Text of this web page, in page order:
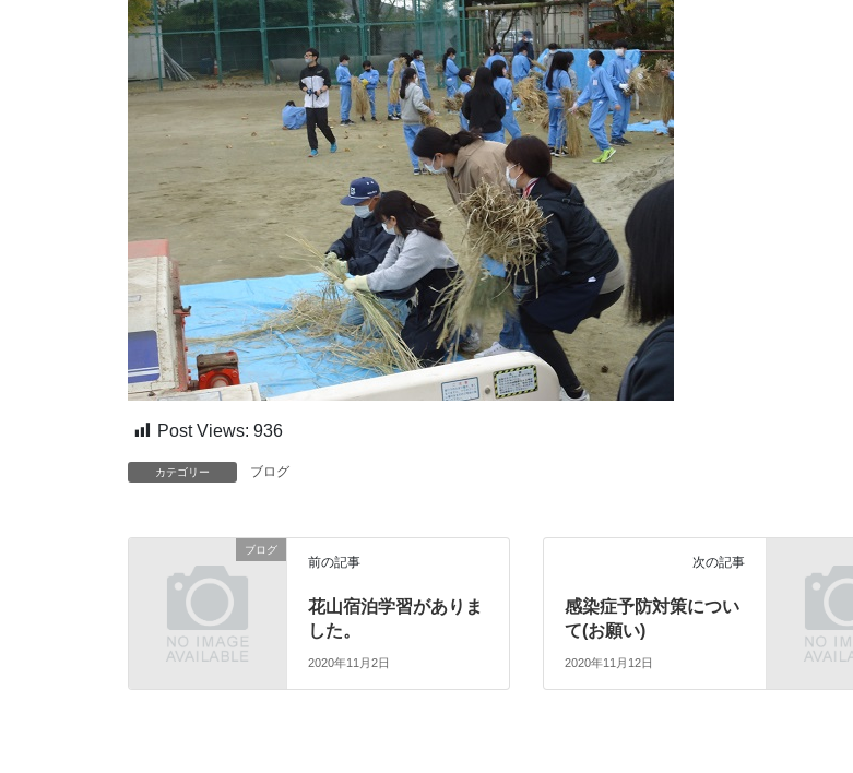
Post Views: 936
カテゴリー ブログ
ブログ
前の記事
花山宿泊学習がありま
した。
2020年11月2日
次の記事
感染症予防対策につい
て(お願い)
2020年11月12日